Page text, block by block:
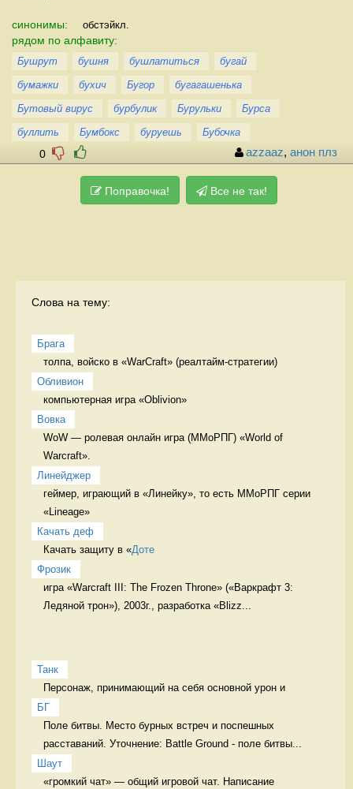
синонимы: обстэйкл.
рядом по алфавиту:
Бушрут бушня бушлатиться
бугай
бумажки
бухич Бугор
бугагашенька
Бутовый вирус
бурбулик Бурульки
Бурса
буллить
Бумбокс буруешь Бубочка
0 azzaaz, анон плз
Поправочка! Все не так!
Слова на тему:
Брага
толпа, войско в «WarCraft» (реалтайм-стратегии)
Обливион
компьютерная игра «Oblivion»
Вовка
WoW — ролевая онлайн игра (ММоРПГ) «World of
Warcraft».
Линейджер
геймер, играющий в «Линейку», то есть ММоРПГ серии
«Lineage»
Качать деф
Качать защиту в «Доте
Фрозик
игра «Warcraft III: The Frozen Throne» («Варкрафт 3:
Ледяной трон»), 2003г., разработка «Blizz...
Танк
Персонаж, принимающий на себя основной урон и
БГ
Поле битвы. Место бурных встреч и поспешных
расставаний. Уточнение: Battle Ground - поле битвы...
Шаут
«громкий чат» — общий игровой чат. Написание